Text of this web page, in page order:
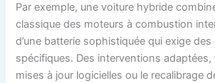
Par exemple, une voiture hybride
classique des moteurs à combustion
d’une batterie sophistiquée qui exige
spécifiques. Des interventions adaptées,
mises à jour logicielles ou le recalibrage